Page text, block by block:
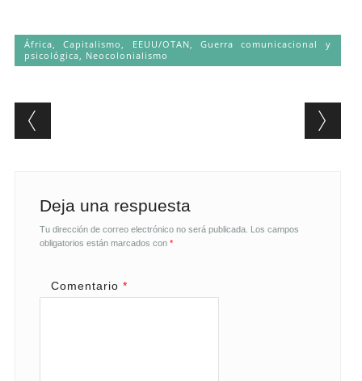
África ,Capitalismo EEUU/OTAN ,Guerra comunicacional y
psicológica
Neocolonialismo
Post navigation
Deja una respuesta
Tu dirección de correo electrónico no será publicada. Los campos
obligatorios están marcados con *
Comentario *